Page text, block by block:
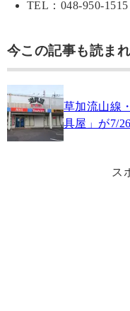
TEL：048-950-1515
今この記事も読ま
草加流山線
具屋」が7/
ス